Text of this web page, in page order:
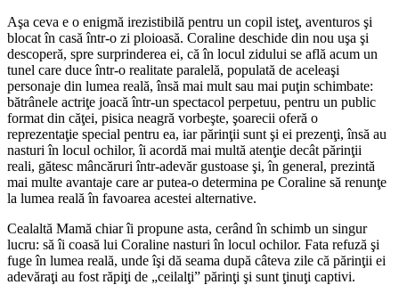
Aşa ceva e o enigmă irezistibilă pentru un copil isteţ, aventuros şi
blocat în casă într-o zi ploioasă. Coraline deschide din nou uşa şi
descoperă, spre surprinderea ei, că în locul zidului se află acum un
tunel care duce într-o realitate paralelă, populată de aceleaşi
personaje din lumea reală, însă mai mult sau mai puţin schimbate:
bătrânele actriţe joacă într-un spectacol perpetuu, pentru un public
format din căţei, pisica neagră vorbeşte, şoarecii oferă o
reprezentaţie special pentru ea, iar părinţii sunt şi ei prezenţi, însă au
nasturi în locul ochilor, îi acordă mai multă atenţie decât părinţii
reali, gătesc mâncăruri într-adevăr gustoase şi, în general, prezintă
mai multe avantaje care ar putea-o determina pe Coraline să renunţe
la lumea reală în favoarea acestei alternative.
Cealaltă Mamă chiar îi propune asta, cerând în schimb un singur
lucru: să îi coasă lui Coraline nasturi în locul ochilor. Fata refuză şi
fuge în lumea reală, unde îşi dă seama după câteva zile că părinţii ei
adevăraţi au fost răpiţi de „ceilalţi” părinţi şi sunt ţinuţi captivi.